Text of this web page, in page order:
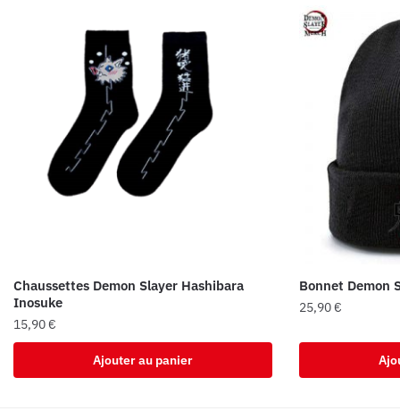
Chaussettes Demon Slayer Hashibara
Inosuke
15,90€
Ajouter au panier
Bonnet Demon
25,90€